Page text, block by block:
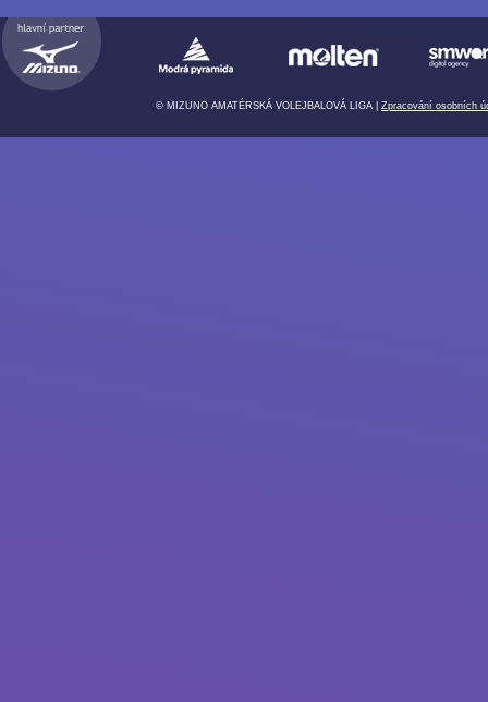
© MIZUNO AMATÉRSKÁ VOLEJBALOVÁ LIGA | Zpracování osobních